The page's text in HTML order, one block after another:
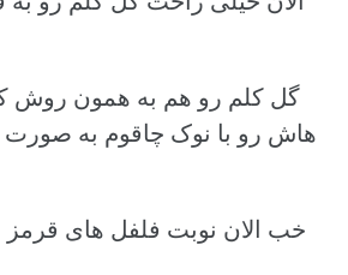
گل کلم رو هم به همون روش
هاش رو با نوک چاقوم به صورت
خب الان نوبت فلفل های